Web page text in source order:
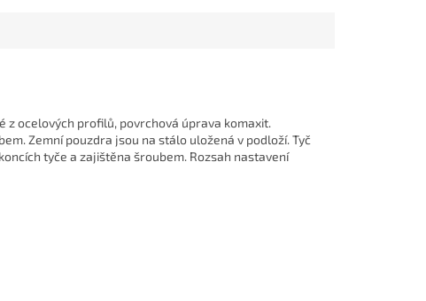
z ocelových profilů, povrchová úprava komaxit.
Zemní pouzdra jsou na stálo uložená v podloží. Tyč
tyče a zajištěna šroubem. Rozsah nastavení